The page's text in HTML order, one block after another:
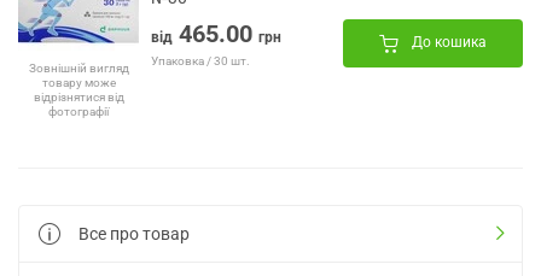
Зовнішній вигляд
товару може
відрізнятися від
фотографії
від 465.00 грн
Упаковка / 30 шт.
До кошика
Все про товар